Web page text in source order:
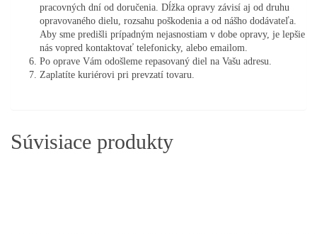
pracovných dní od doručenia. Dĺžka opravy závisí aj od druhu
opravovaného dielu, rozsahu poškodenia a od nášho dodávateľa.
Aby sme predišli prípadným nejasnostiam v dobe opravy, je lepšie
nás vopred kontaktovať telefonicky, alebo emailom.
Po oprave Vám odošleme repasovaný diel na Vašu adresu.
Zaplatíte kuriérovi pri prevzatí tovaru.
Súvisiace produkty